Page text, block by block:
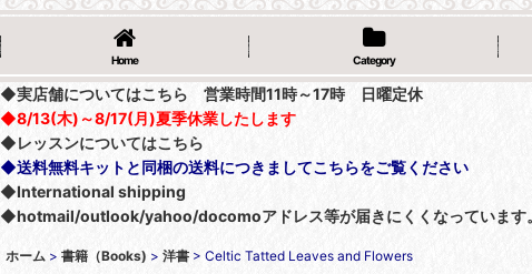
Home Category
◆実店舗についてはこちら 営業時間11時～17時 日曜定休
◆8/13(木)～8/17(月)夏季休業したします
◆レッスンについてはこちら
◆送料無料キットと同梱の送料につきましてこちらをご覧ください
◆International shipping
◆hotmail/outlook/yahoo/docomoアドレス等が届きにくくなっています
ホーム > 書籍（Books) > 洋書 > Celtic Tatted Leaves and Flowers